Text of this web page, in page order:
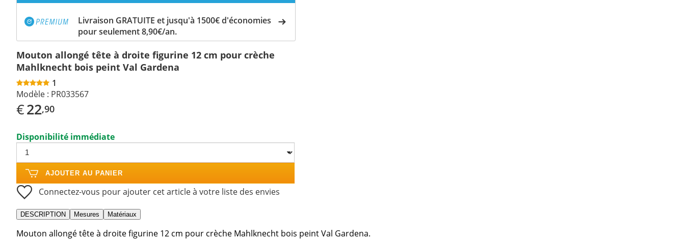
Livraison GRATUITE et jusqu'à 1500€ d'économies
pour seulement 8,90€/an.
Mouton allongé tête à droite figurine 12 cm pour crèche
Mahlknecht bois peint Val Gardena
1
Modèle : PR033567
€22,90
Disponibilité immédiate
AJOUTER AU PANIER
Connectez-vous pour ajouter cet article à votre liste des envies
DESCRIPTION Mesures Matériaux
Mouton allongé tête à droite figurine 12 cm pour crèche Mahlknecht bois peint Val Gardena.